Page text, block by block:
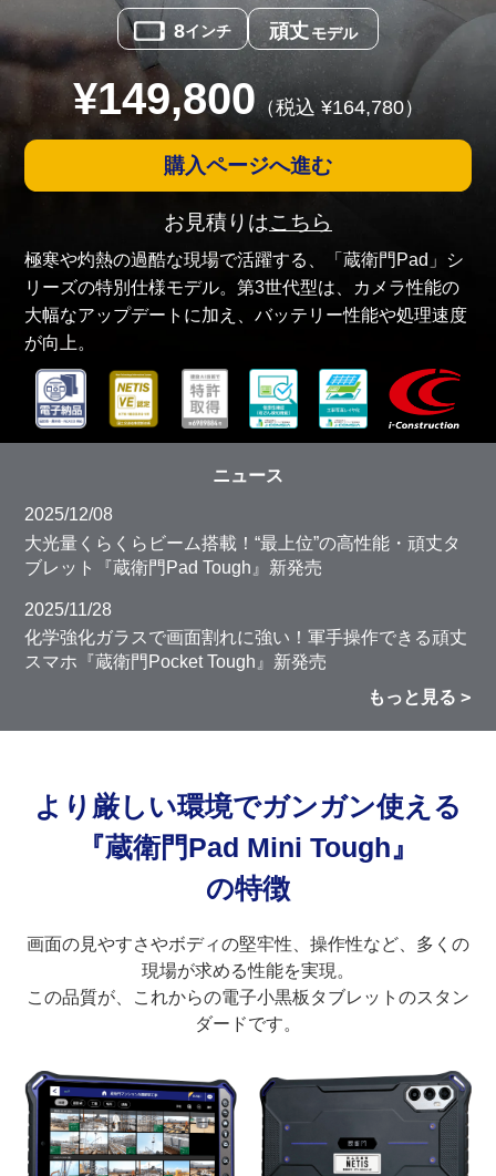
8インチ 頑丈モデル
¥149,800 （税込 ¥164,780）
購入ページへ進む
お見積りはこちら
極寒や灼熱の過酷な現場で活躍する、「蔵衛門Pad」シ
リーズの特別仕様モデル。第3世代型は、カメラ性能の
大幅なアップデートに加え、バッテリー性能や処理速度
が向上。
ニュース
2025/12/08
大光量くらくらビーム搭載！“最上位”の高性能・頑丈タ
ブレット『蔵衛門Pad Tough』新発売
2025/11/28
化学強化ガラスで画面割れに強い！軍手操作できる頑丈
スマホ『蔵衛門Pocket Tough』新発売
もっと見る
より厳しい環境でガンガン使える
『蔵衛門Pad Mini Tough』
の特徴
画面の見やすさやボディの堅牢性、操作性など、多くの
現場が求める性能を実現。
この品質が、これからの電子小黒板タブレットのスタン
ダードです。